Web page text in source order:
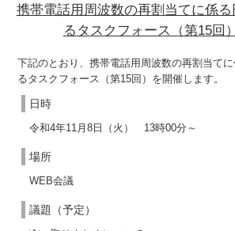
携帯電話用周波数の再割当てに係
るタスクフォース（第15回
下記のとおり、携帯電話用周波数の再割当て
るタスクフォース（第15回）を開催します。
日時
令和4年11月8日（火） 13時00分～
場所
WEB会議
議題（予定）